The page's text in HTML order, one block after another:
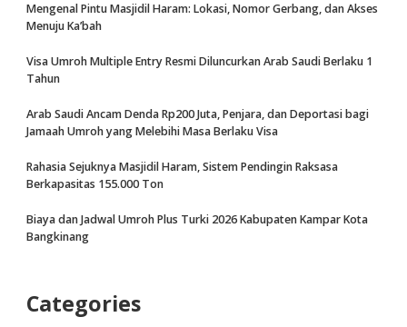
Mengenal Pintu Masjidil Haram: Lokasi, Nomor Gerbang, dan Akses
Menuju Ka’bah
Visa Umroh Multiple Entry Resmi Diluncurkan Arab Saudi Berlaku 1
Tahun
Arab Saudi Ancam Denda Rp200 Juta, Penjara, dan Deportasi bagi
Jamaah Umroh yang Melebihi Masa Berlaku Visa
Rahasia Sejuknya Masjidil Haram, Sistem Pendingin Raksasa
Berkapasitas 155.000 Ton
Biaya dan Jadwal Umroh Plus Turki 2026 Kabupaten Kampar Kota
Bangkinang
Categories